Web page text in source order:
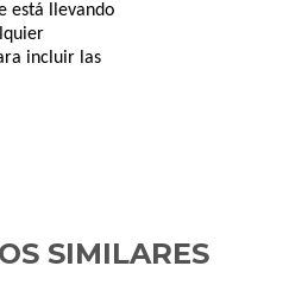
está llevando
incluir las
SIMILARES